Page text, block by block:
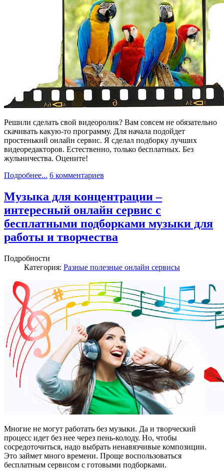
Решили сделать свой видеоролик? Вам совсем не обязательно
скачивать какую-то программу. Для начала подойдет
простенький онлайн сервис. Я сделал подборку лучших
видеоредакторов. Естественно, только бесплатных. Без
жульничества. Оцените!
Подробнее... 6 комментариев
Музыка для концентрации –
интересный онлайн сервис с
бесплатными подборками музыки для
работы и творчества
Подробности
Категория: Разные полезные онлайн сервисы
Многие не могут работать без музыки. Да и творческий
процесс идет без нее через пень-колоду. Но, чтобы
сосредоточиться, надо выбрать ненавязчивые композиции.
Это займет много времени. Проще воспользоваться
бесплатным сервисом с готовыми подборками.